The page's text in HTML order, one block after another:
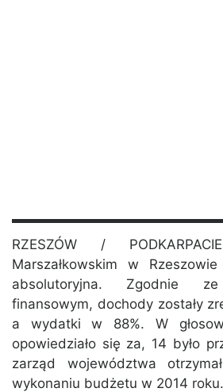
RZESZÓW /
Marszałkowskim w
absolutoryjna. Zgodnie ze
finansowym, dochody zostały
a wydatki w 88%. W
opowiedziało się za, 14 było
zarząd województwa
wykonaniu budżetu w 2014 roku.